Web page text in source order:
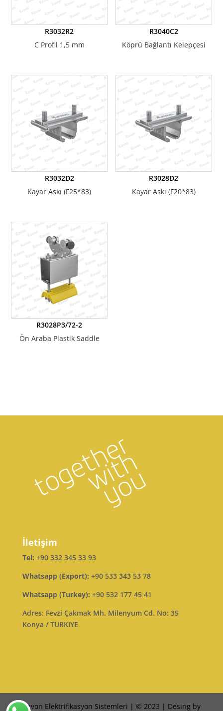
R3032R2
C Profil 1,5 mm
R3040C2
Köprü Bağlantı Kelepçesi
R3032D2
Kayar Askı (F25*83)
R3028D2
Kayar Askı (F20*83)
R3028P3/72-2
Ön Araba Plastik Saddle
İletişim
Tel: +90 332 345 33 93
Whatsapp (Export): +90 533 343 53 78
Whatsapp (Turkey): +90 532 177 45 41
Adres: Fevzi Çakmak Mh. Milenyum Cd. No: 35
Konya / TURKIYE
Ravon Elektrifikasyon Sistemleri | © 2023 | Desing by